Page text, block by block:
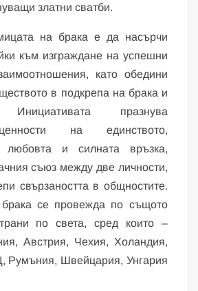
златни сватби.
на брака е да насърчи
към изграждане на успешни
като обедини
в подкрепа на брака и
Инициативата празнува
на единството,
любовта и силната връзка,
съюз между две личности,
свързаността в общностите.
се провежда по същото
по света, сред които –
Австрия, Чехия, Холандия,
Румъния, Швейцария, Унгария